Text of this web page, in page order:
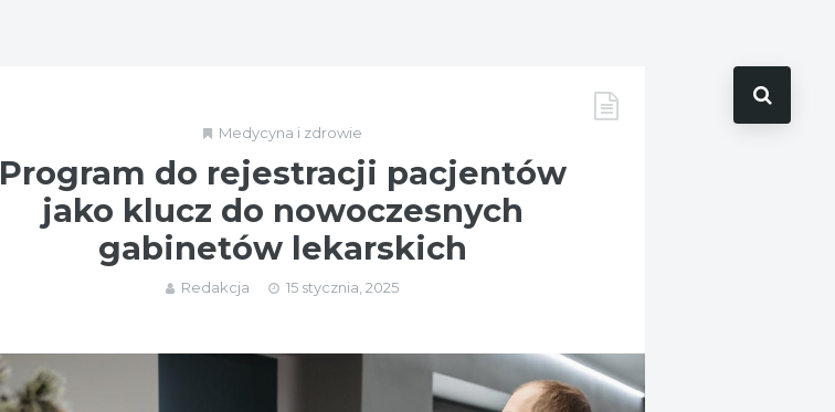
Medycyna i zdrowie
Program do rejestracji pacjentów
jako klucz do nowoczesnych
gabinetów lekarskich
Redakcja 15 stycznia, 2025